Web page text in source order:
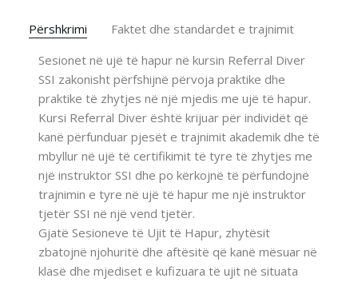
Përshkrimi
Faktet dhe standardet e trajnimit
Sesionet në ujë të hapur në kursin Referral Diver
SSI zakonisht përfshijnë përvoja praktike dhe
praktike të zhytjes në një mjedis me ujë të hapur.
Kursi Referral Diver është krijuar për individët që
kanë përfunduar pjesët e trajnimit akademik dhe të
mbyllur në ujë të certifikimit të tyre të zhytjes me
një instruktor SSI dhe po kërkojnë të përfundojnë
trajnimin e tyre në ujë të hapur me një instruktor
tjetër SSI në një vend tjetër.
Gjatë Sesioneve të Ujit të Hapur, zhytësit
zbatojnë njohuritë dhe aftësitë që kanë mësuar në
klasë dhe mjediset e kufizuara të ujit në situata